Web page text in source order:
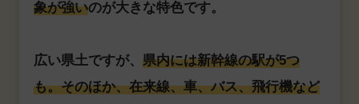
象が強いのが大きな特色です。
広い県土ですが、 県内には新幹線の駅が5つ
も。そのほか、在来線、車、バス、飛行機など